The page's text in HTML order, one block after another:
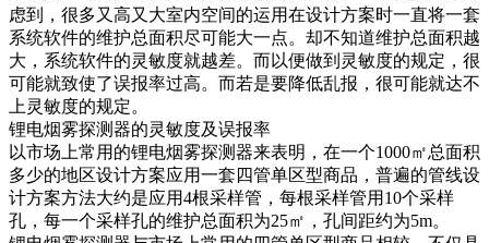
虑到，很多又高又大室内空间的运用在设计方案时一直将一套
系统软件的维护总面积尽可能大一点。却不知道维护总面积越
大，系统软件的灵敏度就越差。而以便做到灵敏度的规定，很
可能就致使了误报率过高。而若是要降低乱报，很可能就达不
上灵敏度的规定。
锂电烟雾探测器的灵敏度及误报率
以市场上常用的锂电烟雾探测器来表明，在一个1000㎡总面积
多少的地区设计方案应用一套四管单区型商品，普遍的管线设
计方案方法大约是应用4根采样管，每根采样管用10个采样
孔，每一个采样孔的维护总面积为25㎡，孔间距约为5m。